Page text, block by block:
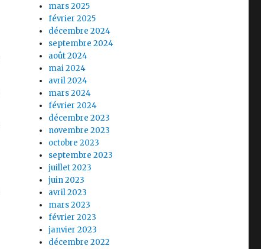
mars 2025
février 2025
décembre 2024
septembre 2024
août 2024
mai 2024
avril 2024
mars 2024
février 2024
décembre 2023
novembre 2023
octobre 2023
septembre 2023
juillet 2023
juin 2023
avril 2023
mars 2023
février 2023
janvier 2023
décembre 2022